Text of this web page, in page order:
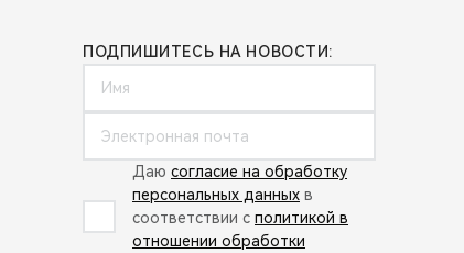
ПОДПИШИТЕСЬ НА НОВОСТИ:
Даю согласие на обработку
персональных данных в
соответствии с политикой в
отношении обработки